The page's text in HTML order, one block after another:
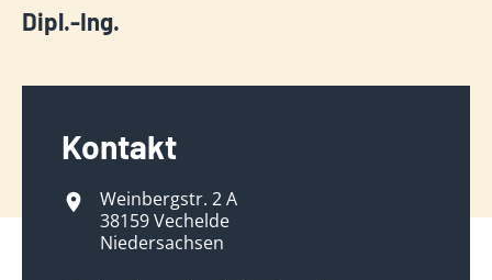
Dipl.-Ing.
Kontakt
Weinbergstr. 2 A
38159 Vechelde
Niedersachsen